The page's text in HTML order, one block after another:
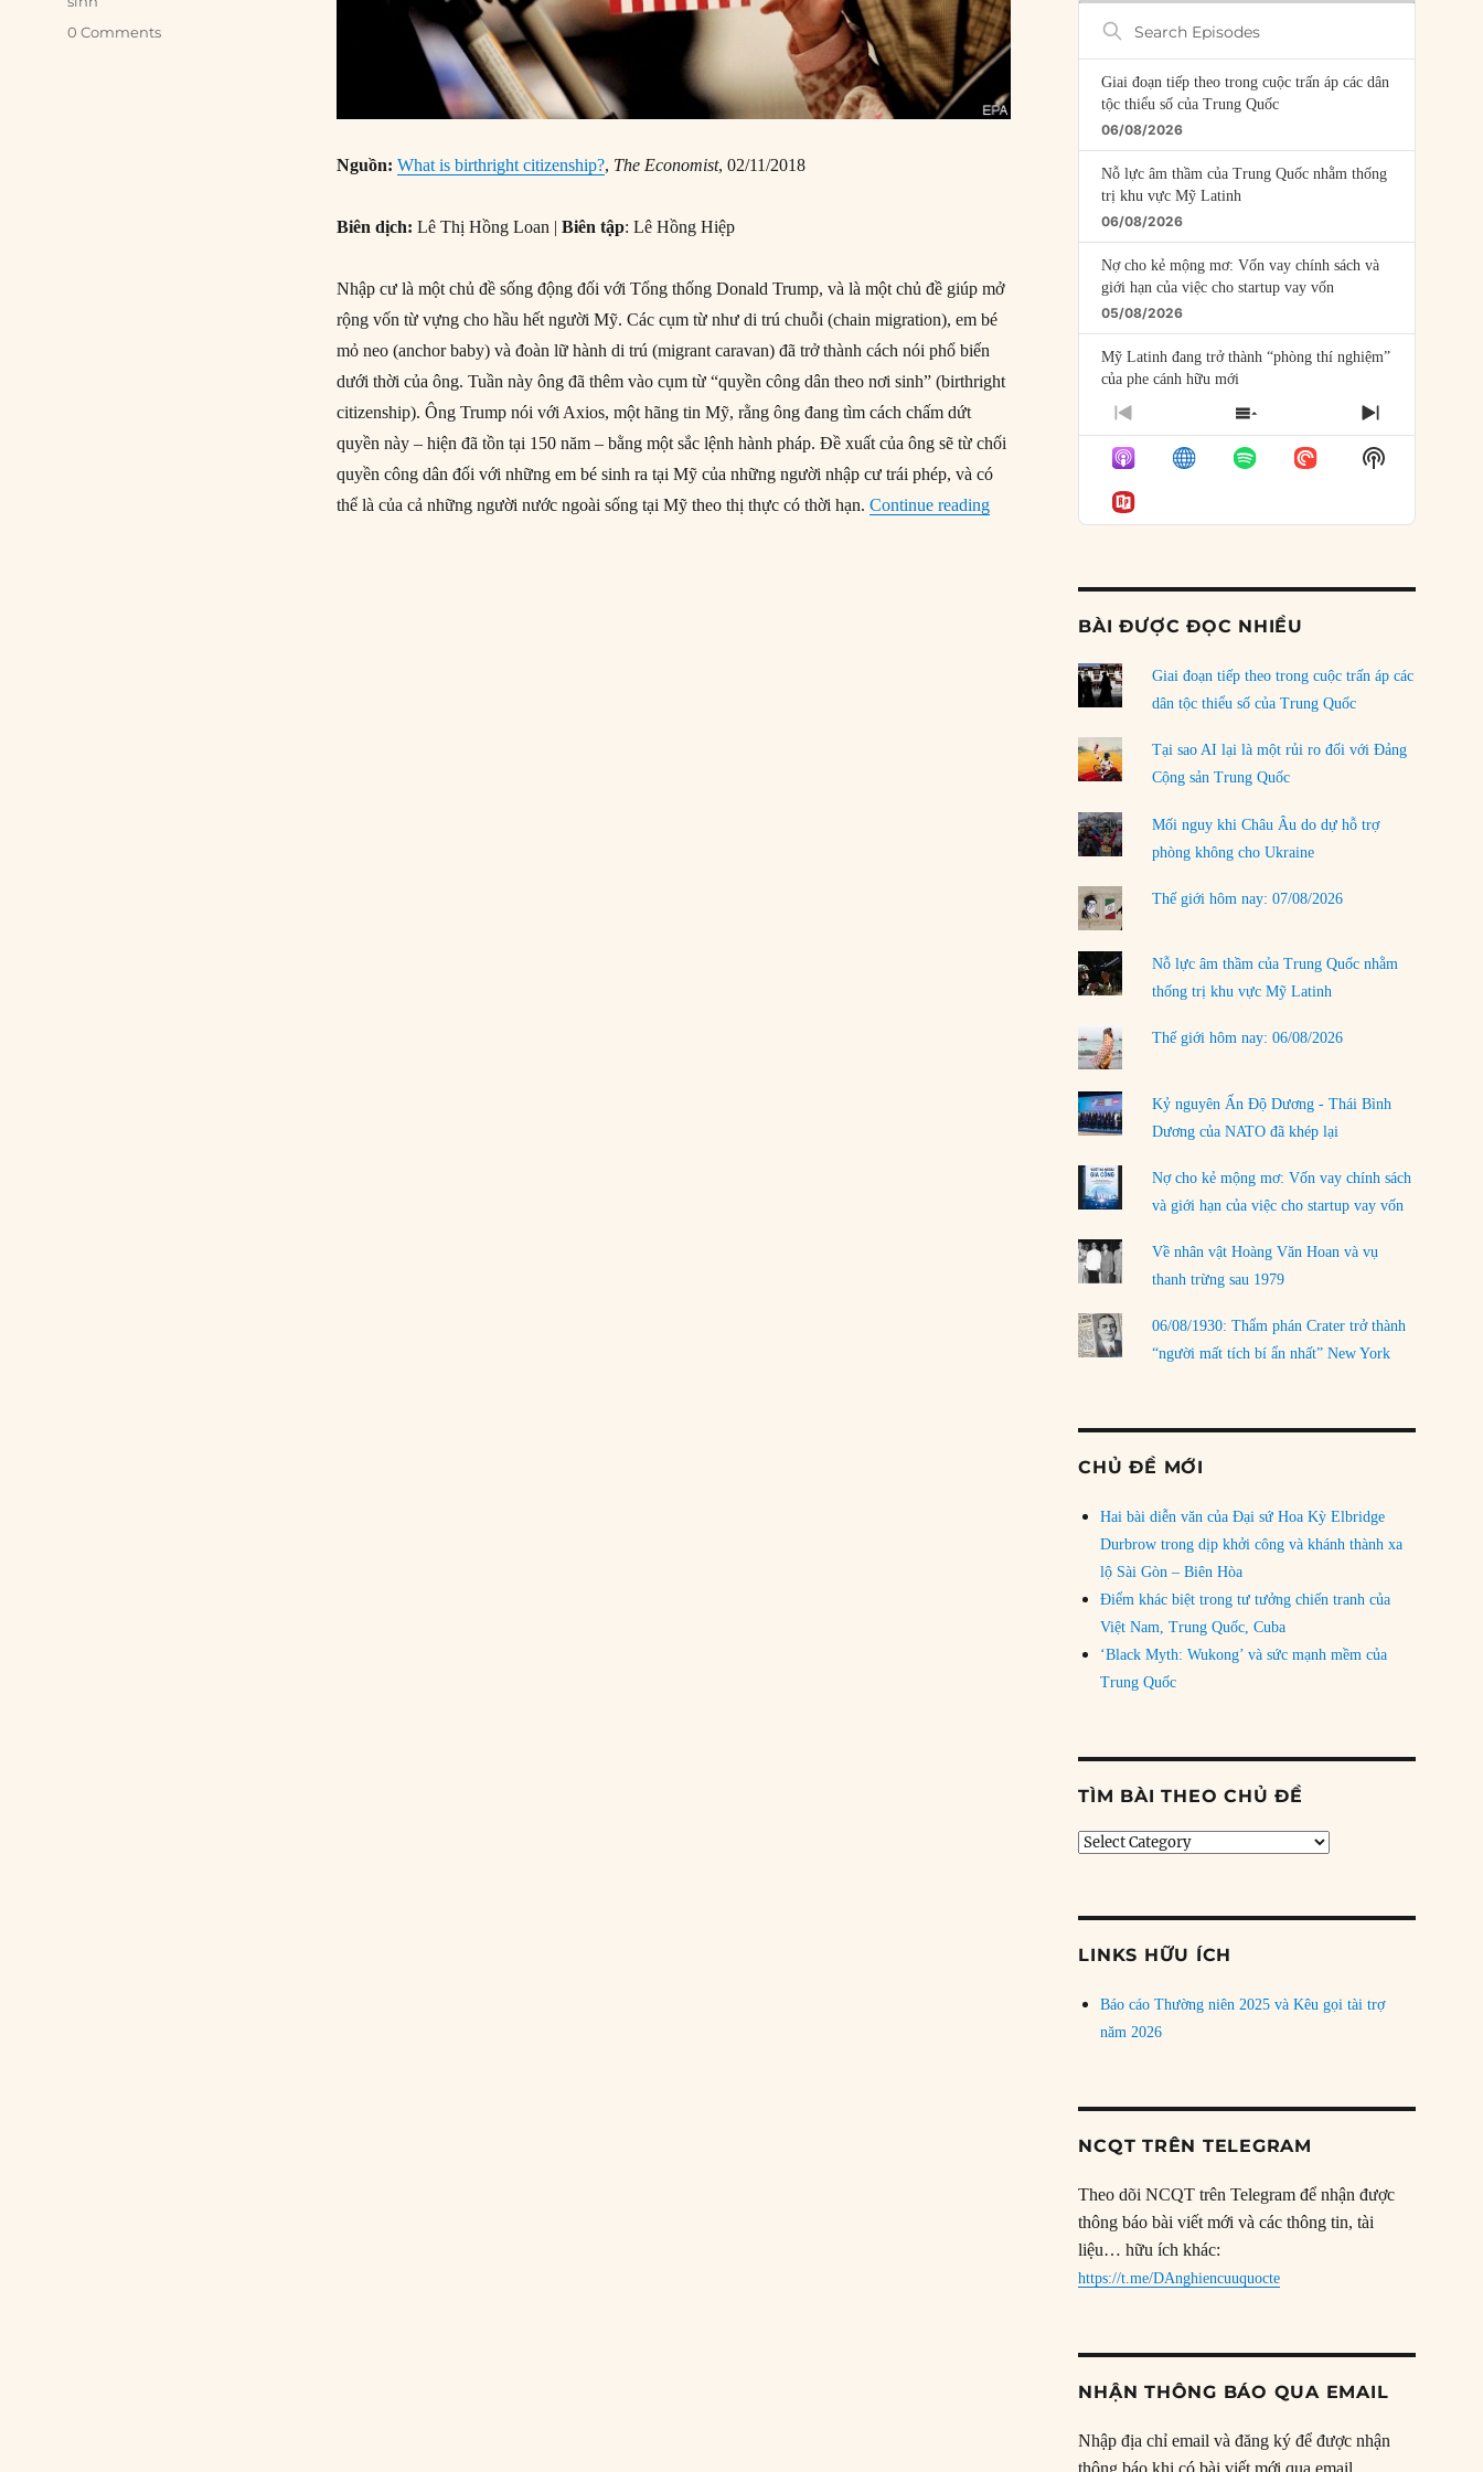
Nguồn:What is birthright citizenship?, The Economist, 02/11/2018
Biên dịch: Lê Thị Hồng Loan |Biên tập: Lê Hồng Hiệp
Nhập cư là một chủ đề sống động đối với Tổng thống Donald Trump, và là một chủ đề giúp mở
rộng vốn từ vựng cho hầu hết người Mỹ. Các cụm từ như di trú chuỗi (chain migration), em bé
mỏ neo (anchor baby) và đoàn lữ hành di trú (migrant caravan) đã trở thành cách nói phổ biến
dưới thời của ông. Tuần này ông đã thêm vào cụm từ “quyền công dân theo nơi sinh” (birthright
citizenship). Ông Trump nói với Axios, một hãng tin Mỹ, rằng ông đang tìm cách chấm dứt
quyền này – hiện đã tồn tại 150 năm – bằng một sắc lệnh hành pháp. Đề xuất của ông sẽ từ chối
quyền công dân đối với những em bé sinh ra tại Mỹ của những người nhập cư trái phép, và có
thể là của cả những người nước ngoài sống tại Mỹ theo thị thực có thời hạn.Continue reading“Quyền có quốc tịch theo nơi sinh là gì?”
0 Comments
Search
Episodes
Giai đoạn tiếp theo trong cuộc trấn áp các dân
tộc thiểu số của Trung Quốc
06/08/2026
Nỗ lực âm thầm của Trung Quốc nhằm thống
trị khu vực Mỹ Latinh
06/08/2026
Nợ cho kẻ mộng mơ: Vốn vay chính sách và
giới hạn của việc cho startup vay vốn
05/08/2026
Mỹ Latinh đang trở thành “phòng thí nghiệm”
của phe cánh hữu mới
04/08/2026
Tại sao Trung Quốc phủ nhận cuộc gặp với
Ngoại trưởng Nhật Bản?
04/08/2026
03/08/2026
Đặt cược vào thất bại: Các quỹ đầu tư mạo
rủi ro
02/08/2026
Làm thế nào để kết thúc Chiến tranh Iran?
01/08/2026
Chiến lược kế tiếp của Bắc Kinh ở Biển Đông
31/07/2026
Trật tự thế giới mới: Các nước nhỏ sẽ luôn
phải chịu đựng?
30/07/2026
LOAD MORE
PREVIOUS
EPISODE
SHOW
EPISODES
LIST
NEXT
EPISODE
Show
Podcast
BÀI ĐƯỢC ĐỌC NHIỀU
Giai đoạn tiếp theo trong cuộc trấn áp các
dân tộc thiểu số của Trung Quốc
Tại sao AI lại là một rủi ro đối với Đảng
Cộng sản Trung Quốc
Mối nguy khi Châu Âu do dự hỗ trợ
phòng không cho Ukraine
Thế giới hôm nay: 07/08/2026
Nỗ lực âm thầm của Trung Quốc nhằm
thống trị khu vực Mỹ Latinh
Thế giới hôm nay: 06/08/2026
Kỷ nguyên Ấn Độ Dương - Thái Bình
Dương của NATO đã khép lại
Nợ cho kẻ mộng mơ: Vốn vay chính sách
và giới hạn của việc cho startup vay vốn
Về nhân vật Hoàng Văn Hoan và vụ
thanh trừng sau 1979
06/08/1930: Thẩm phán Crater trở thành
“người mất tích bí ẩn nhất” New York
CHỦ ĐỀ MỚI
Hai bài diễn văn của Đại sứ Hoa Kỳ Elbridge
Durbrow trong dịp khởi công và khánh thành xa
lộ Sài Gòn – Biên Hòa
Điểm khác biệt trong tư tưởng chiến tranh của
Việt Nam, Trung Quốc, Cuba
‘Black Myth: Wukong’ và sức mạnh mềm của
Trung Quốc
TÌM BÀI THEO CHỦ ĐỀ
Tìm
LINKS HỮU ÍCH
Báo cáo Thường niên 2025 và Kêu gọi tài trợ
năm 2026
NCQT TRÊN TELEGRAM
Theo dõi NCQT trên Telegram để nhận được
thông báo bài viết mới và các thông tin, tài
liệu… hữu ích khác:
https://t.me/DAnghiencuuquocte
NHẬN THÔNG BÁO QUA EMAIL
Nhập địa chỉ email và đăng ký để được nhận